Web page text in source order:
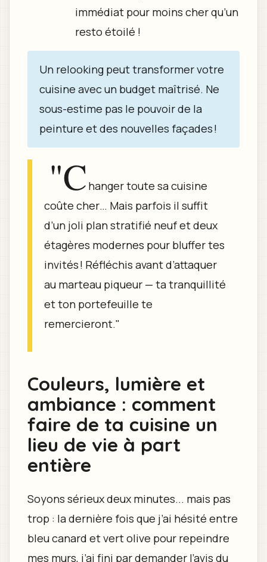
immédiat pour moins cher qu’un
resto étoilé !
Un relooking peut transformer votre
cuisine avec un budget maîtrisé. Ne
sous-estime pas le pouvoir de la
peinture et des nouvelles façades !
"C hanger toute sa cuisine
coûte cher… Mais parfois il suffit
d’un joli plan stratifié neuf et deux
étagères modernes pour bluffer tes
invités ! Réfléchis avant d’attaquer
au marteau piqueur — ta tranquillité
et ton portefeuille te
remercieront."
Couleurs, lumière et
ambiance : comment
faire de ta cuisine un
lieu de vie à part
entière
Soyons sérieux deux minutes... mais pas
trop : la dernière fois que j’ai hésité entre
bleu canard et vert olive pour repeindre
mes murs, j’ai fini par demander l’avis du